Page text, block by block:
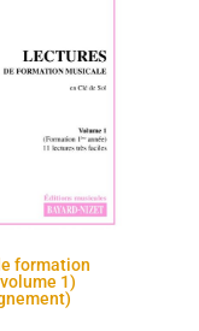
formation
1)